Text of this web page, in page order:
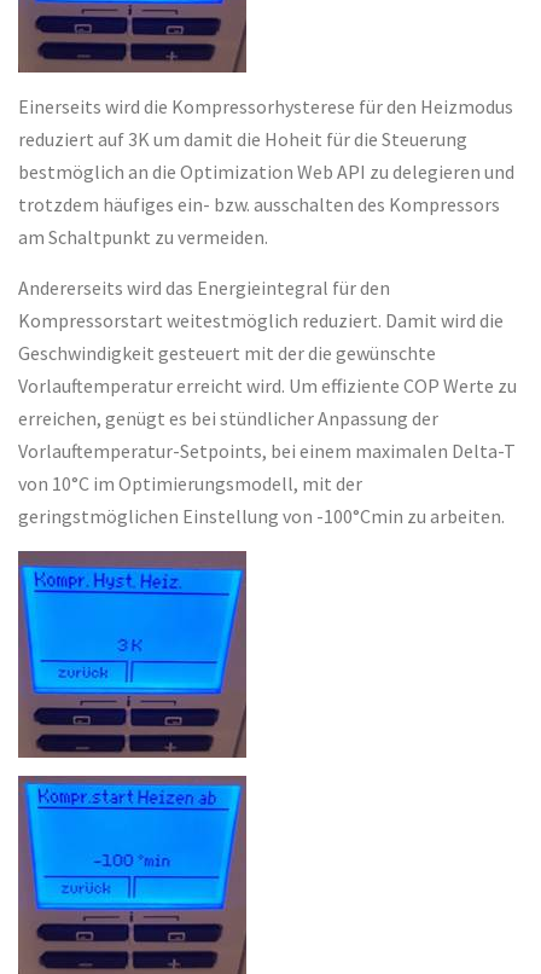
Einerseits wird die Kompressorhysterese für den Heizmodus
reduziert auf 3K um damit die Hoheit für die Steuerung
bestmöglich an die Optimization Web API zu delegieren und
trotzdem häufiges ein- bzw. ausschalten des Kompressors
am Schaltpunkt zu vermeiden.
Andererseits wird das Energieintegral für den
Kompressorstart weitestmöglich reduziert. Damit wird die
Geschwindigkeit gesteuert mit der die gewünschte
Vorlauftemperatur erreicht wird. Um effiziente COP Werte zu
erreichen, genügt es bei stündlicher Anpassung der
Vorlauftemperatur-Setpoints, bei einem maximalen Delta-T
von 10°C im Optimierungsmodell, mit der
geringstmöglichen Einstellung von -100°Cmin zu arbeiten.